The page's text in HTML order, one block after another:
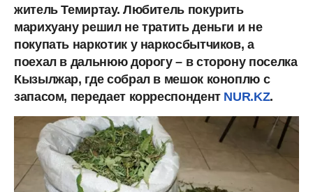
житель Темиртау. Любитель покурить
марихуану решил не тратить деньги и не
покупать наркотик у наркосбытчиков, а
поехал в дальнюю дорогу – в сторону поселка
Кызылжар, где собрал в мешок коноплю с
запасом, передает корреспондент NUR.KZ.